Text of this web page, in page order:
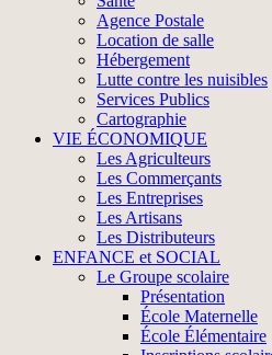
Agence Postale
Location de salle
Hébergement
Lutte contre les nuisibles
Services Publics
Cartographie
VIE ÉCONOMIQUE
Les Agriculteurs
Les Commerçants
Les Entreprises
Les Artisans
Les Distributeurs
ENFANCE et SOCIAL
Le Groupe scolaire
Présentation
École Maternelle
École Élémentaire